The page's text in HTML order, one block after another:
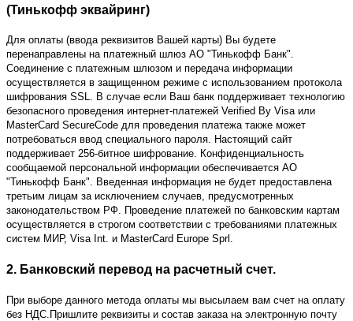
(Тинькофф эквайринг)
Для оплаты (ввода реквизитов Вашей карты) Вы будете
перенаправлены на платежный шлюз АО "Тинькофф Банк".
Соединение с платежным шлюзом и передача информации
осуществляется в защищенном режиме с использованием протокола
шифрования SSL. В случае если Ваш банк поддерживает технологию
безопасного проведения интернет-платежей Verified By Visa или
MasterCard SecureCode для проведения платежа также может
потребоваться ввод специального пароля. Настоящий сайт
поддерживает 256-битное шифрование. Конфиденциальность
сообщаемой персональной информации обеспечивается АО
"Тинькофф Банк". Введенная информация не будет предоставлена
третьим лицам за исключением случаев, предусмотренных
законодательством РФ. Проведение платежей по банковским картам
осуществляется в строгом соответствии с требованиями платежных
систем МИР, Visa Int. и MasterCard Europe Sprl.
2. Банковский перевод на расчетный счет.
При выборе данного метода оплаты мы высылаем вам счет на оплату
без НДС.Пришлите реквизиты и состав заказа на электронную почту